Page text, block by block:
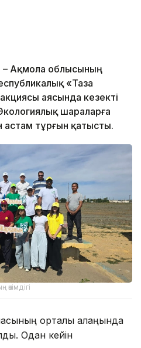
– Ақмола облысының
«Таза
аясында кезекті
шараларға
тұрғын қатысты.
орталық алаңында
Одан кейін